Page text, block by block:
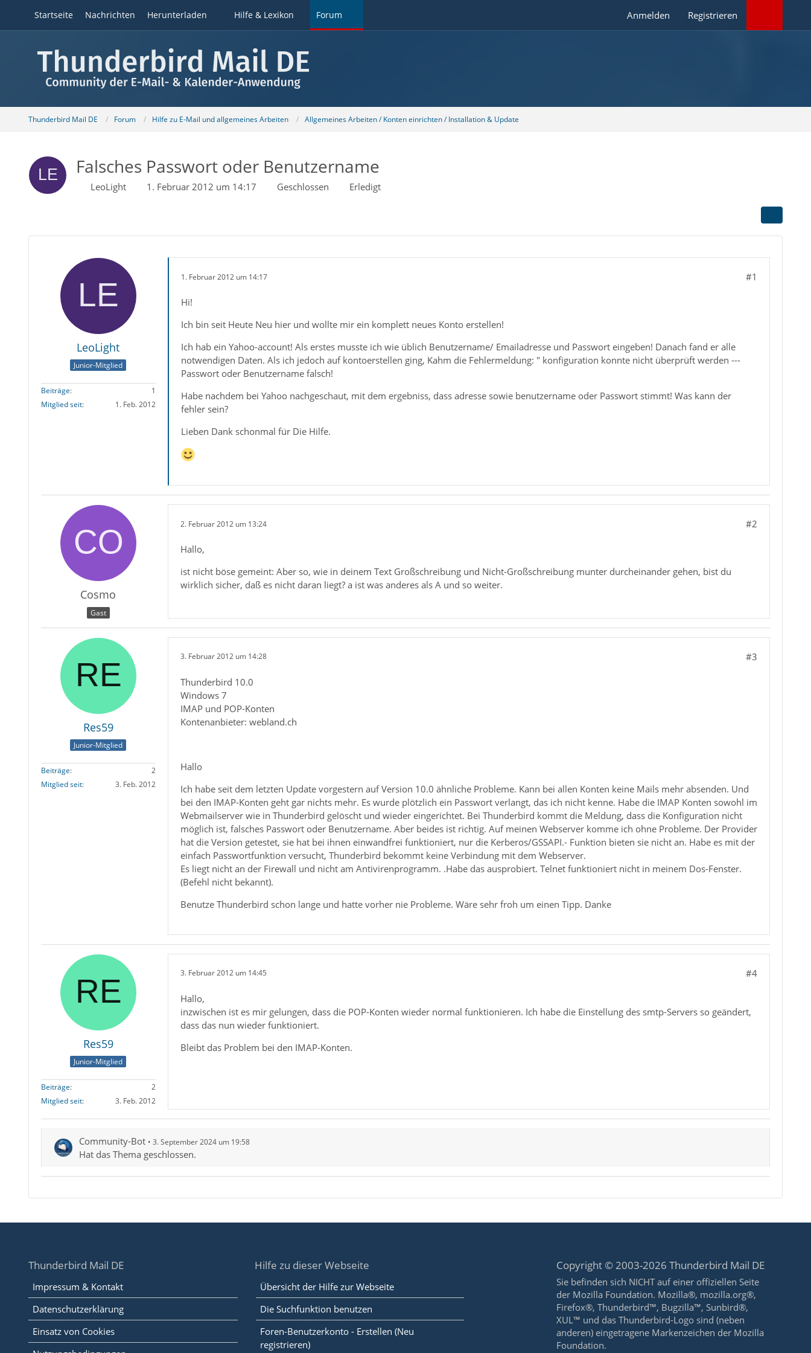
Startseite Nachrichten Herunterladen Hilfe & Lexikon Forum Anmelden Registrieren
Thunderbird Mail DE Forum Hilfe zu E-Mail und allgemeines Arbeiten Allgemeines Arbeiten / Konten einrichten / Installation & Update
Falsches Passwort oder Benutzername
LeoLight 1. Februar 2012 um 14:17 Geschlossen Erledigt
LeoLight
Junior-Mitglied
Beiträge
1
Mitglied seit
1. Feb. 2012
1. Februar 2012 um 14:17 #1
Hi!
Ich bin seit Heute Neu hier und wollte mir ein komplett neues Konto erstellen!
Ich hab ein Yahoo-account! Als erstes musste ich wie üblich Benutzername/ Emailadresse und Passwort eingeben! Danach fand er alle
notwendigen Daten. Als ich jedoch auf kontoerstellen ging, Kahm die Fehlermeldung: " konfiguration konnte nicht überprüft werden ---
Passwort oder Benutzername falsch!
Habe nachdem bei Yahoo nachgeschaut, mit dem ergebniss, dass adresse sowie benutzername oder Passwort stimmt! Was kann der
fehler sein?
Lieben Dank schonmal für Die Hilfe.
Cosmo
Gast
2. Februar 2012 um 13:24 #2
Hallo,
ist nicht böse gemeint: Aber so, wie in deinem Text Großschreibung und Nicht-Großschreibung munter durcheinander gehen, bist du
wirklich sicher, daß es nicht daran liegt? a ist was anderes als A und so weiter.
Res59
Junior-Mitglied
Beiträge
2
Mitglied seit
3. Feb. 2012
3. Februar 2012 um 14:28 #3
Thunderbird 10.0
Windows 7
IMAP und POP-Konten
Kontenanbieter: webland.ch
Hallo
Ich habe seit dem letzten Update vorgestern auf Version 10.0 ähnliche Probleme. Kann bei allen Konten keine Mails mehr absenden. Und
bei den IMAP-Konten geht gar nichts mehr. Es wurde plötzlich ein Passwort verlangt, das ich nicht kenne. Habe die IMAP Konten sowohl im
Webmailserver wie in Thunderbird gelöscht und wieder eingerichtet. Bei Thunderbird kommt die Meldung, dass die Konfiguration nicht
möglich ist, falsches Passwort oder Benutzername. Aber beides ist richtig. Auf meinen Webserver komme ich ohne Probleme. Der Provider
hat die Version getestet, sie hat bei ihnen einwandfrei funktioniert, nur die Kerberos/GSSAPI.- Funktion bieten sie nicht an. Habe es mit der
einfach Passwortfunktion versucht, Thunderbird bekommt keine Verbindung mit dem Webserver.
Es liegt nicht an der Firewall und nicht am Antivirenprogramm. .Habe das ausprobiert. Telnet funktioniert nicht in meinem Dos-Fenster.
(Befehl nicht bekannt).
Benutze Thunderbird schon lange und hatte vorher nie Probleme. Wäre sehr froh um einen Tipp. Danke
Res59
Junior-Mitglied
Beiträge
2
Mitglied seit
3. Feb. 2012
3. Februar 2012 um 14:45 #4
Hallo,
inzwischen ist es mir gelungen, dass die POP-Konten wieder normal funktionieren. Ich habe die Einstellung des smtp-Servers so geändert,
dass das nun wieder funktioniert.
Bleibt das Problem bei den IMAP-Konten.
Community-Bot 3. September 2024 um 19:58
Hat das Thema geschlossen.
Thunderbird Mail DE
Impressum & Kontakt
Datenschutzerklärung
Einsatz von Cookies
Hilfe zu dieser Webseite
Übersicht der Hilfe zur Webseite
Die Suchfunktion benutzen
Foren-Benutzerkonto - Erstellen (Neu
registrieren)
Copyright © 2003-2026 Thunderbird Mail DE
Sie befinden sich NICHT auf einer offiziellen Seite
der Mozilla Foundation. Mozilla®, mozilla.org®,
Firefox®, Thunderbird™, Bugzilla™, Sunbird®,
XUL™ und das Thunderbird-Logo sind (neben
anderen) eingetragene Markenzeichen der Mozilla
Foundation.